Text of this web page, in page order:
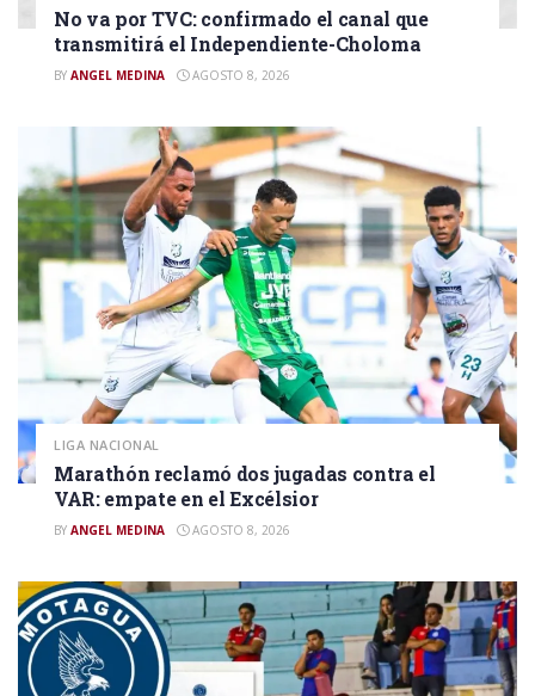
No va por TVC: confirmado el canal que
transmitirá el Independiente-Choloma
BY ANGEL MEDINA AGOSTO 8, 2026
LIGA NACIONAL
Marathón reclamó dos jugadas contra el
VAR: empate en el Excélsior
BY ANGEL MEDINA AGOSTO 8, 2026